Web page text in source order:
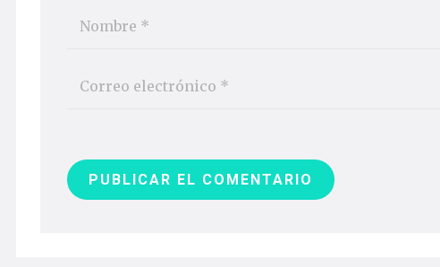
PUBLICAR EL COMENTARIO